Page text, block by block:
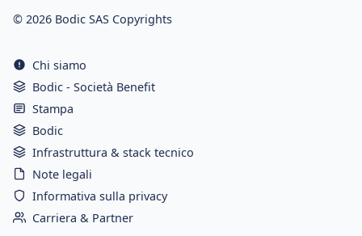
© 2026 Bodic SAS Copyrights
Chi siamo
Bodic - Società Benefit
Stampa
Bodic
Infrastruttura & stack tecnico
Note legali
Informativa sulla privacy
Carriera & Partner